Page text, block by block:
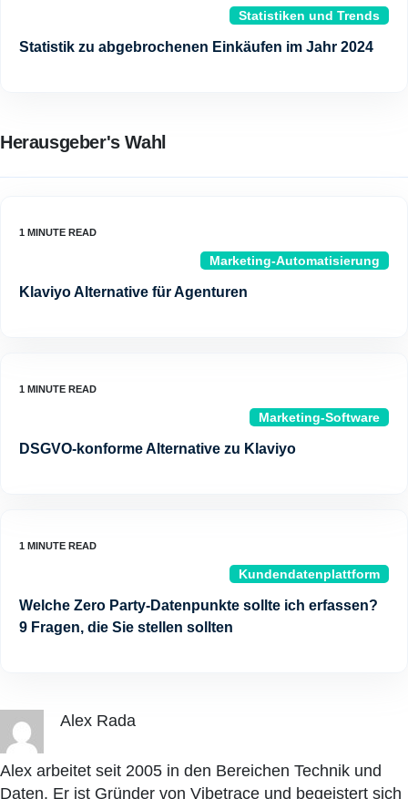
Statistiken und Trends
Statistik zu abgebrochenen Einkäufen im Jahr 2024
Herausgeber's Wahl
Marketing-Automatisierung
Klaviyo Alternative für Agenturen
Marketing-Software
DSGVO-konforme Alternative zu Klaviyo
Kundendatenplattform
Welche Zero Party-Datenpunkte sollte ich erfassen?
9 Fragen, die Sie stellen sollten
Alex Rada
Alex arbeitet seit 2005 in den Bereichen Technik und
Daten. Er ist Gründer von Vibetrace und begeistert sich